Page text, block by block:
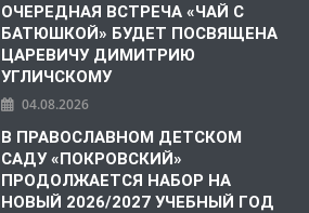
ОЧЕРЕДНАЯ ВСТРЕЧА «ЧАЙ С
БАТЮШКОЙ» БУДЕТ ПОСВЯЩЕНА
ЦАРЕВИЧУ ДИМИТРИЮ
УГЛИЧСКОМУ
04.08.2026
В ПРАВОСЛАВНОМ ДЕТСКОМ
САДУ «ПОКРОВСКИЙ»
ПРОДОЛЖАЕТСЯ НАБОР НА
НОВЫЙ 2026/2027 УЧЕБНЫЙ ГОД